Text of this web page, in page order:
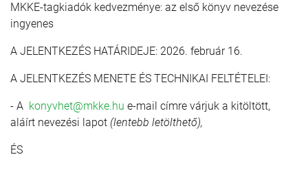
MKKE-tagkiadók kedvezménye: az első könyv nevezése
ingyenes
A JELENTKEZÉS HATÁRIDEJE: 2026. február 16.
A JELENTKEZÉS MENETE ÉS TECHNIKAI FELTÉTELEI:
- A konyvhet@mkke.hu e-mail címre várjuk a kitöltött,
aláírt nevezési lapot (lentebb letölthető),
ÉS